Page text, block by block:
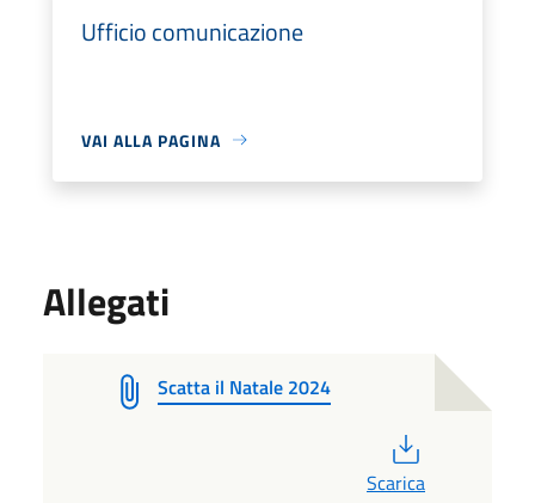
Ufficio comunicazione
VAI ALLA PAGINA
Allegati
Scatta il Natale 2024
Scarica